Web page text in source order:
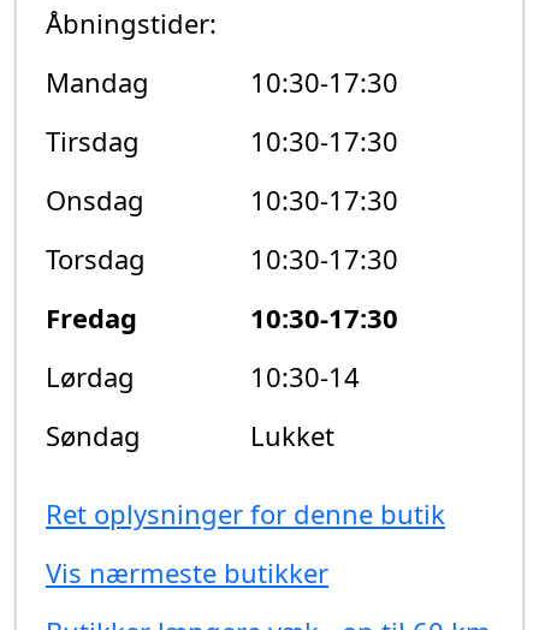
Åbningstider:
Mandag
10:30-17:30
Tirsdag
10:30-17:30
Onsdag
10:30-17:30
Torsdag
10:30-17:30
Fredag
10:30-17:30
Lørdag
10:30-14
Søndag
Lukket
Ret oplysninger for denne butik
Vis nærmeste butikker